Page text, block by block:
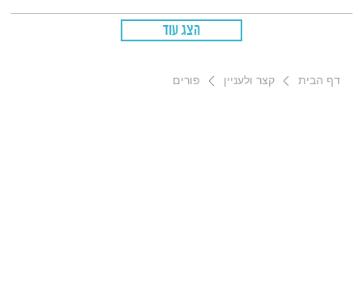
הצג עוד
דף הבית קצר ולעניין פורים